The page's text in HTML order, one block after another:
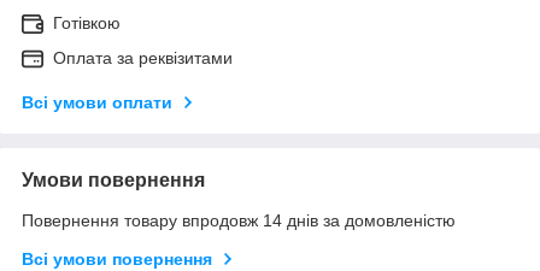
Готівкою
Оплата за реквізитами
Всі умови оплати
Умови повернення
Повернення товару впродовж 14 днів за домовленістю
Всі умови повернення